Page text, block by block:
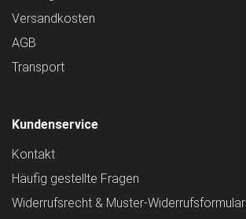
Versandkosten
AGB
Transport
Kundenservice
Kontakt
Häufig gestellte Fragen
Widerrufsrecht & Muster-Widerrufsformular